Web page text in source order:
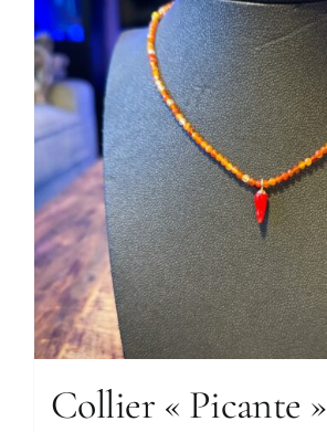
Collier « Picante »